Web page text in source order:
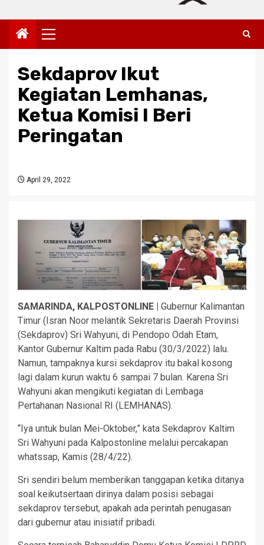
Primary
Menu
Sekdaprov Ikut
Kegiatan Lemhanas,
Ketua Komisi I Beri
Peringatan
April 29, 2022
SAMARINDA, KALPOSTONLINE | Gubernur Kalimantan
Timur (Isran Noor melantik Sekretaris Daerah Provinsi
(Sekdaprov) Sri Wahyuni, di Pendopo Odah Etam,
Kantor Gubernur Kaltim pada Rabu (30/3/2022) lalu.
Namun, tampaknya kursi sekdaprov itu bakal kosong
lagi dalam kurun waktu 6 sampai 7 bulan. Karena Sri
Wahyuni akan mengikuti kegiatan di Lembaga
Pertahanan Nasional RI (LEMHANAS).
“Iya untuk bulan Mei-Oktober,” kata Sekdaprov Kaltim
Sri Wahyuni pada Kalpostonline melalui percakapan
whatssap, Kamis (28/4/22).
Sri sendiri belum memberikan tanggapan ketika ditanya
soal keikutsertaan dirinya dalam posisi sebagai
sekdaprov tersebut, apakah ada perintah penugasan
dari gubernur atau inisiatif pribadi.